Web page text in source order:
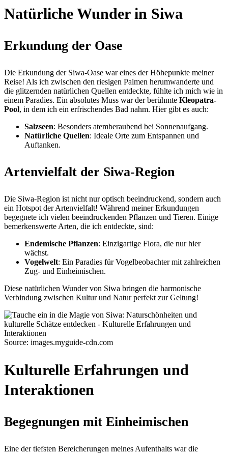
Natürliche Wunder in Siwa
Erkundung der Oase
Die Erkundung der Siwa-Oase war eines der Höhepunkte meiner
Reise! Als ich zwischen den riesigen Palmen herumwanderte und
die glitzernden natürlichen Quellen entdeckte, fühlte ich mich wie in
einem Paradies. Ein absolutes Muss war der berühmte Kleopatra-
Pool, in dem ich ein erfrischendes Bad nahm. Hier gibt es auch:
Salzseen: Besonders atemberaubend bei Sonnenaufgang.
Natürliche Quellen: Ideale Orte zum Entspannen und
Auftanken.
Artenvielfalt der Siwa-Region
Die Siwa-Region ist nicht nur optisch beeindruckend, sondern auch
ein Hotspot der Artenvielfalt! Während meiner Erkundungen
begegnete ich vielen beeindruckenden Pflanzen und Tieren. Einige
bemerkenswerte Arten, die ich entdeckte, sind:
Endemische Pflanzen: Einzigartige Flora, die nur hier
wächst.
Vogelwelt: Ein Paradies für Vogelbeobachter mit zahlreichen
Zug- und Einheimischen.
Diese natürlichen Wunder von Siwa bringen die harmonische
Verbindung zwischen Kultur und Natur perfekt zur Geltung!
Source: images.myguide-cdn.com
Kulturelle Erfahrungen und
Interaktionen
Begegnungen mit Einheimischen
Eine der tiefsten Bereicherungen meines Aufenthalts war die